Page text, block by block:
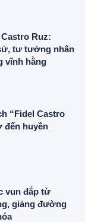
Ruz:
tư tưởng nhân
vĩnh hằng
“Fidel Castro
đến huyền
vun đắp từ
giảng đường